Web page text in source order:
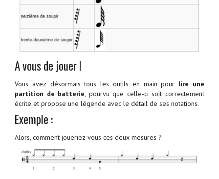
A vous de jouer !
Vous avez désormais tous les outils en main pour lire une
partition de batterie, pourvu que celle-ci soit correctement
écrite et propose une légende avec le détail de ses notations.
Exemple :
Alors, comment joueriez-vous ces deux mesures ?